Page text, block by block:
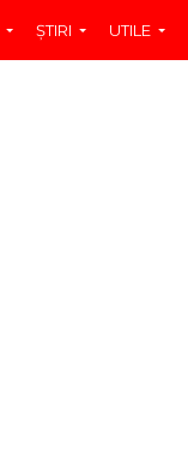
ŞTIRI UTILE